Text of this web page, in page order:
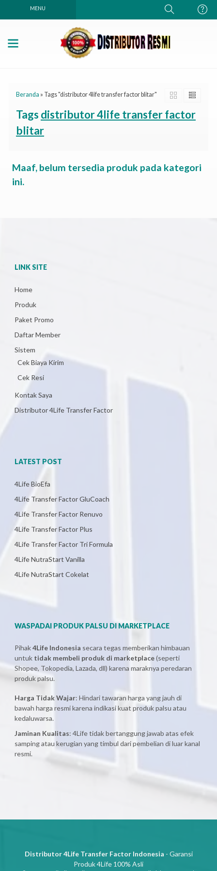
MENU
Beranda » Tags "distributor 4life transfer factor blitar"
Tags distributor 4life transfer factor
blitar
Maaf, belum tersedia produk pada kategori
ini.
LINK SITE
Home
Produk
Paket Promo
Daftar Member
Sistem
Cek Biaya Kirim
Cek Resi
Kontak Saya
Distributor 4Life Transfer Factor
LATEST POST
4Life BioEfa
4Life Transfer Factor GluCoach
4Life Transfer Factor Renuvo
4Life Transfer Factor Plus
4Life Transfer Factor Tri Formula
4Life NutraStart Vanilla
4Life NutraStart Cokelat
WASPADAI PRODUK PALSU DI MARKETPLACE
Pihak4Life Indonesia secara tegas memberikan himbauan
untuk tidak membeli produk di marketplace(seperti
Shopee, Tokopedia, Lazada, dll) karena maraknya peredaran
produk palsu.
Harga Tidak Wajar: Hindari tawaran harga yang jauh di
bawah harga resmi karena indikasi kuat produk palsu atau
kedaluwarsa.
Jaminan Kualitas: 4Life tidak bertanggung jawab atas efek
samping atau kerugian yang timbul dari pembelian di luar kanal
resmi.
Distributor 4Life Transfer Factor Indonesia - Garansi
Produk 4Life 100% Asli